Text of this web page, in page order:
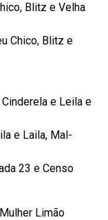
Blitz e Velha
Chico, Blitz e
e Leila e
e Laila, Mal-
23 e Censo
Limão